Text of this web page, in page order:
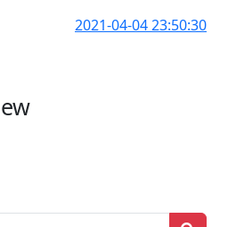
2021-04-04 23:50:30